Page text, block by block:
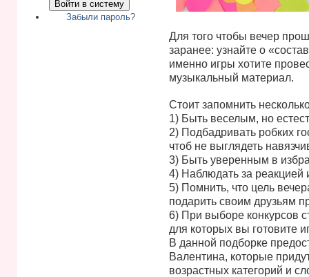
Забыли пароль?
Для того чтобы вечер
заранее: узнайте о
именно игры хотите
музыкальный материал.
Стоит запомнить
1) Быть веселым, но
2) Подбадривать робких
чтоб не выглядеть
3) Быть уверенным в
4) Наблюдать за реакцией
5) Помнить, что цель
подарить своим друзьям
6) При выборе конкурсов
для которых вы готовите
В данной подборке
Валентина, которые
возрастных категорий и